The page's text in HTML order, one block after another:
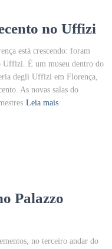
no Uffizi
está crescendo: foram
Uffizi. É um museu dentro do
degli Uffizi em Florença,
As novas salas do
Leia mais
Palazzo
no terceiro andar do